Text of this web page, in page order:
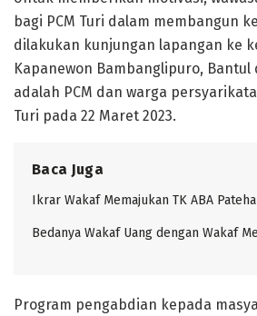
bagi PCM Turi dalam membangun
dilakukan kunjungan lapangan ke
Kapanewon Bambanglipuro,
adalah PCM dan warga
Turi pada 22 Maret 2023.
Baca Juga
Ikrar Wakaf Memajukan TK ABA
Bedanya Wakaf Uang dengan Wakaf
Program pengabdian kepada